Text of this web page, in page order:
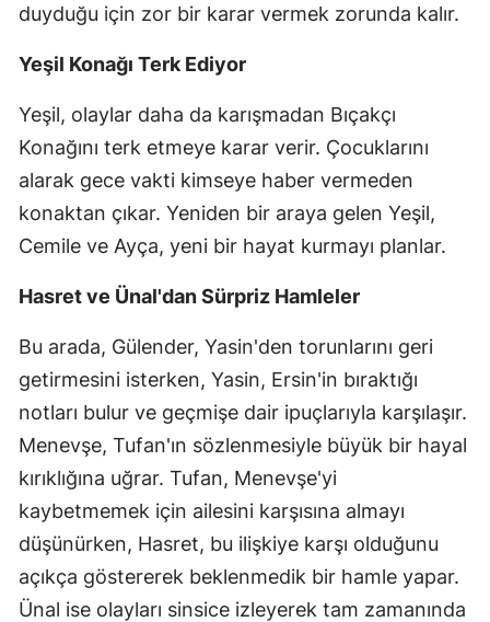
duyduğu için zor bir karar vermek zorunda kalır.
Yeşil Konağı Terk Ediyor
Yeşil, olaylar daha da karışmadan Bıçakçı
Konağını terk etmeye karar verir. Çocuklarını
alarak gece vakti kimseye haber vermeden
konaktan çıkar. Yeniden bir araya gelen Yeşil,
Cemile ve Ayça, yeni bir hayat kurmayı planlar.
Hasret ve Ünal'dan Sürpriz Hamleler
Bu arada, Gülender, Yasin'den torunlarını geri
getirmesini isterken, Yasin, Ersin'in bıraktığı
notları bulur ve geçmişe dair ipuçlarıyla karşılaşır.
Menevşe, Tufan'ın sözlenmesiyle büyük bir hayal
kırıklığına uğrar. Tufan, Menevşe'yi
kaybetmemek için ailesini karşısına almayı
düşünürken, Hasret, bu ilişkiye karşı olduğunu
açıkça göstererek beklenmedik bir hamle yapar.
Ünal ise olayları sinsice izleyerek tam zamanında